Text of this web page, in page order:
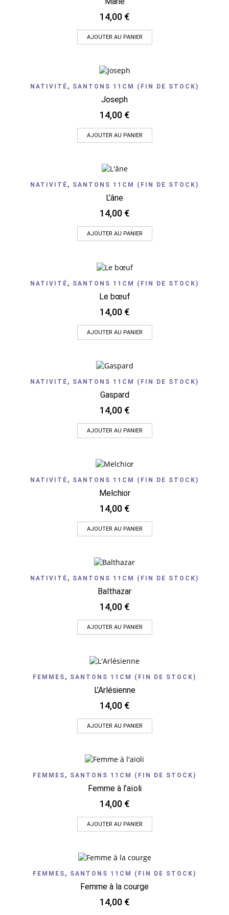
14,00 €
AJOUTER AU PANIER
NATIVITÉ , SANTONS 11CM (FIN DE STOCK)
Joseph
14,00 €
AJOUTER AU PANIER
NATIVITÉ , SANTONS 11CM (FIN DE STOCK)
L’âne
14,00 €
AJOUTER AU PANIER
NATIVITÉ , SANTONS 11CM (FIN DE STOCK)
Le bœuf
14,00 €
AJOUTER AU PANIER
NATIVITÉ , SANTONS 11CM (FIN DE STOCK)
Gaspard
14,00 €
AJOUTER AU PANIER
NATIVITÉ , SANTONS 11CM (FIN DE STOCK)
Melchior
14,00 €
AJOUTER AU PANIER
NATIVITÉ , SANTONS 11CM (FIN DE STOCK)
Balthazar
14,00 €
AJOUTER AU PANIER
FEMMES , SANTONS 11CM (FIN DE STOCK)
L’Arlésienne
14,00 €
AJOUTER AU PANIER
FEMMES , SANTONS 11CM (FIN DE STOCK)
Femme à l’aïoli
14,00 €
AJOUTER AU PANIER
FEMMES , SANTONS 11CM (FIN DE STOCK)
Femme à la courge
14,00 €